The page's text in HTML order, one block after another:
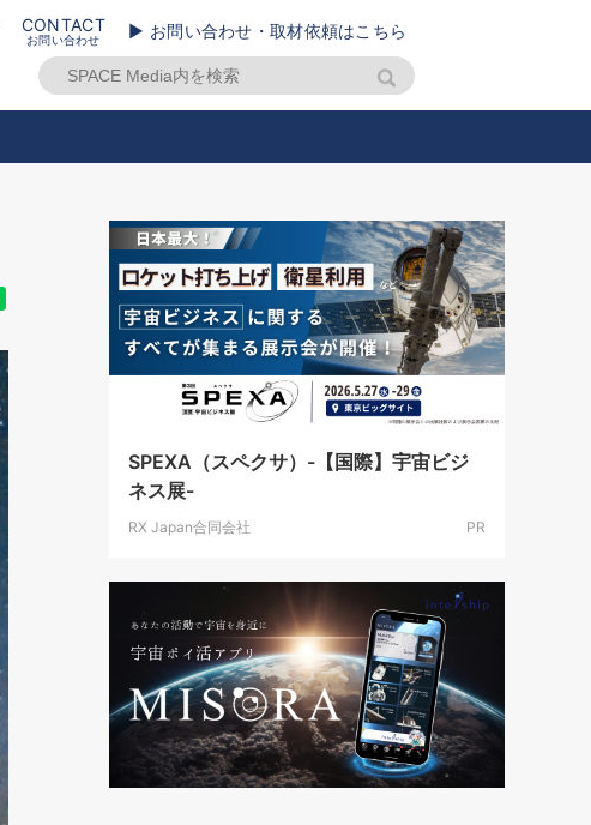
CONTACT
お問い合わせ ▶ お問い合わせ・取材依頼はこちら
SPEXA（スペクサ）-【国際】宇宙ビジ
ネス展-
RX Japan合同会社 PR